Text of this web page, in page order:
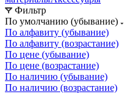
Фильтр
По умолчанию (убывание)
По алфавиту (убывание)
По алфавиту (возрастание)
По цене (убывание)
По цене (возрастание)
По наличию (убывание)
По наличию (возрастание)